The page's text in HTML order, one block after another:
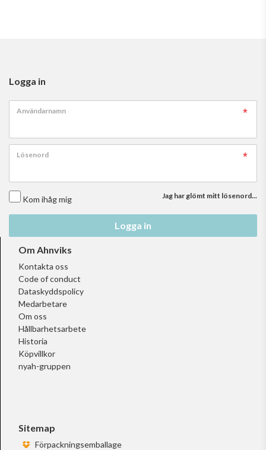
Logga in
Användarnamn
Lösenord
Kom ihåg mig Jag har glömt mitt lösenord...
Logga in
Om Ahnviks
Kontakta oss
Code of conduct
Dataskyddspolicy
Medarbetare
Om oss
Hållbarhetsarbete
Historia
Köpvillkor
nyah-gruppen
Sitemap
Förpackningsemballage